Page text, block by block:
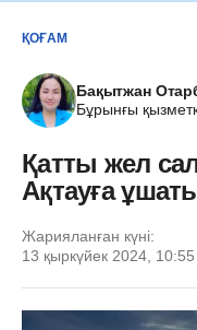
ҚОҒАМ
Бақытжан
Бұрынғы
Қатты жел
Ақтауға
Жарияланған күні:
13 қыркүйек 2024, 10:55